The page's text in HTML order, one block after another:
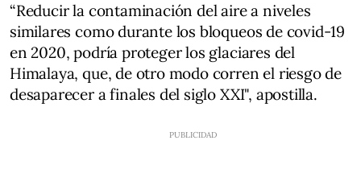
“Reducir la contaminación del aire a niveles
similares como durante los bloqueos de covid-19
en 2020, podría proteger los glaciares del
Himalaya, que, de otro modo corren el riesgo de
desaparecer a finales del siglo XXI", apostilla.